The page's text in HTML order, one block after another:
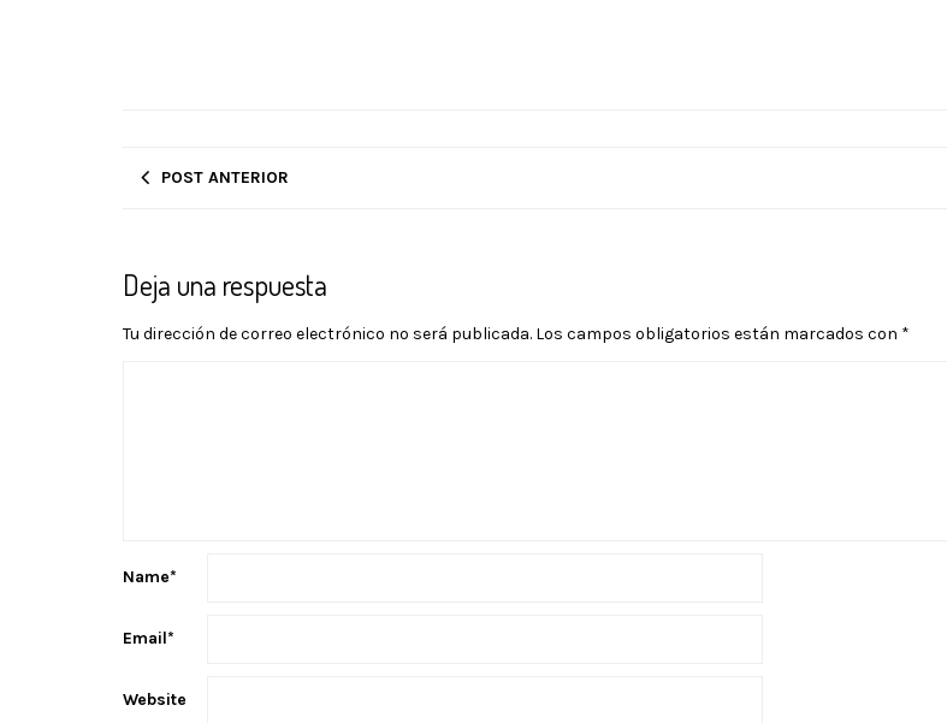
POST ANTERIOR
Deja una respuesta
Tu dirección de correo electrónico no será publicada. Los campos obligatorios están marcados con *
Name*
Email*
Website